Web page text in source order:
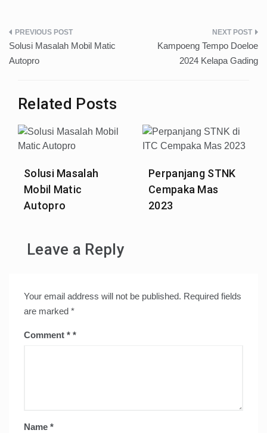
Post
navigation
Solusi Masalah Mobil Matic
Autopro
Kampoeng Tempo Doeloe
2024 Kelapa Gading
Related Posts
Solusi Masalah
Mobil Matic
Autopro
Perpanjang STNK
Cempaka Mas
2023
Leave a Reply
Your email address will not be published. Required fields
are marked *
Comment *
Name *